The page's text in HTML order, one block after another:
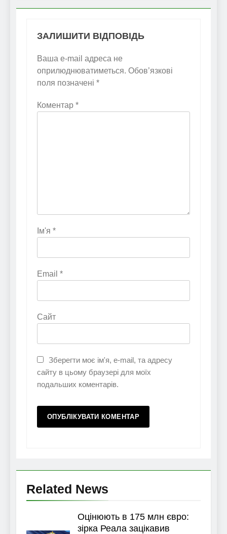
ЗАЛИШИТИ ВІДПОВІДЬ
Ваша e-mail адреса не
оприлюднюватиметься. Обов’язкові
поля позначені *
Коментар *
Ім'я *
Email *
Сайт
Зберегти моє ім'я, e-mail, та адресу
сайту в цьому браузері для моїх
подальших коментарів.
Related News
Оцінюють в 175 млн євро:
зірка Реала зацікавив